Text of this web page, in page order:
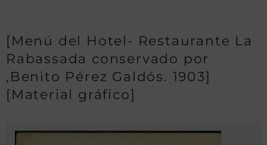
[Menú del Hotel- Restaurante La
Rabassada conservado por
,Benito Pérez Galdós. 1903]
[Material gráfico]